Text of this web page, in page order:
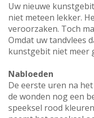
Uw nieuwe
niet meteen lekker.
veroorzaken. Toch
Omdat uw tandvlees
kunstgebit niet meer
Nabloeden
De eerste uren na
de wonden nog een
speeksel rood